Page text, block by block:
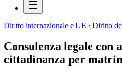
Diritto internazionale e UE · Diritto
Consulenza legale con
cittadinanza per